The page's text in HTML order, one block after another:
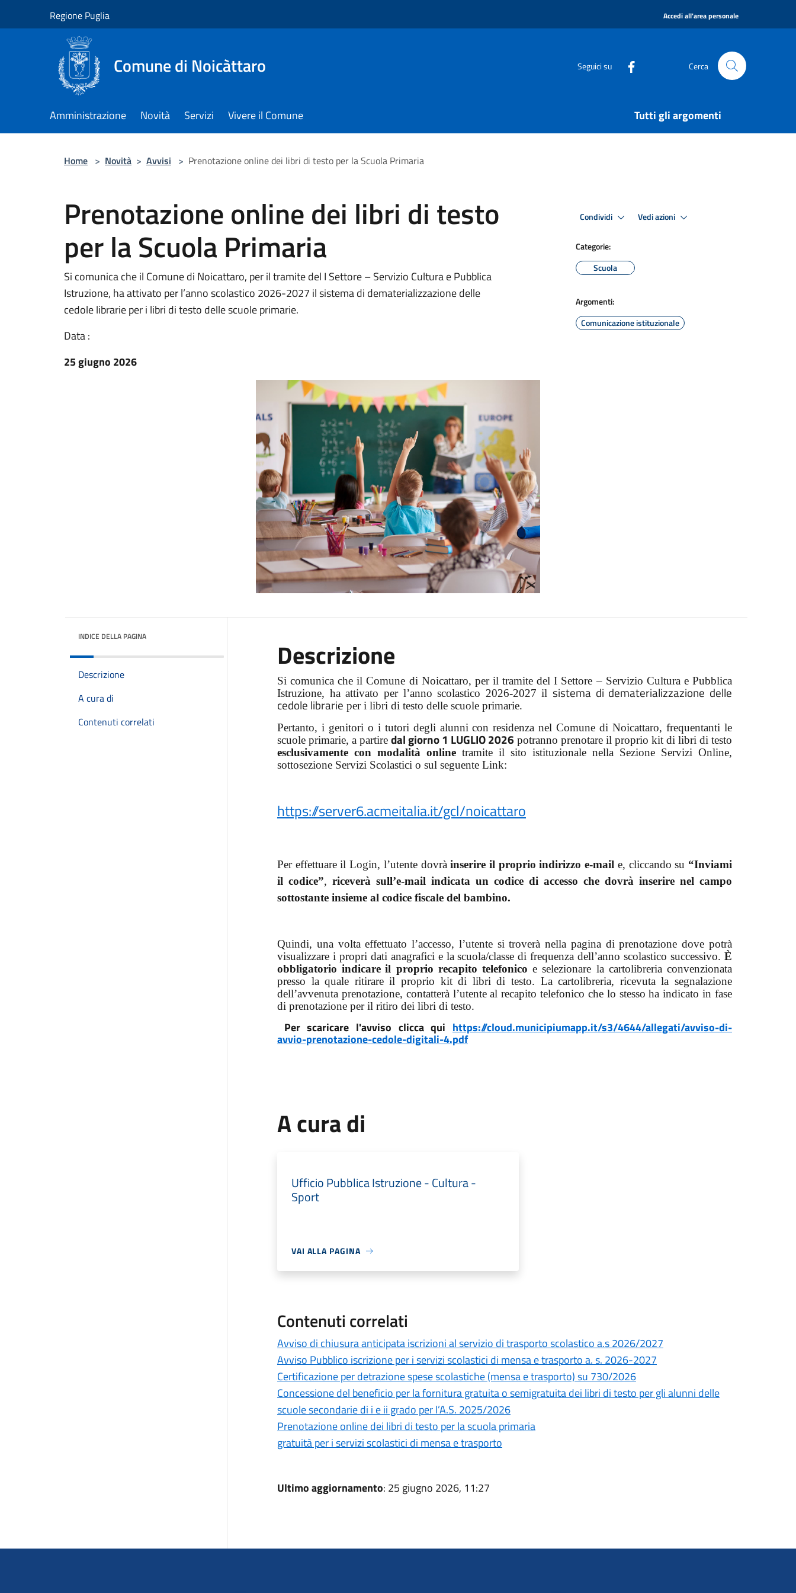
Regione Puglia Accedi all'area personale
Comune di Noicàttaro Seguici su Cerca
Amministrazione Novità Servizi Vivere il Comune Tutti gli argomenti
Home > Novità > Avvisi > Prenotazione online dei libri di testo per la Scuola Primaria
Prenotazione online dei libri di testo
per la Scuola Primaria
Si comunica che il Comune di Noicattaro, per il tramite del I Settore – Servizio Cultura e Pubblica
Istruzione, ha attivato per l’anno scolastico 2026-2027 il sistema di dematerializzazione delle
cedole librarie per i libri di testo delle scuole primarie.
Data :
25 giugno 2026
Condividi Vedi azioni
Categorie:
Scuola
Argomenti:
Comunicazione istituzionale
INDICE DELLA PAGINA
Descrizione
A cura di
Contenuti correlati
Descrizione
Si comunica che il Comune di Noicattaro, per il tramite del I Settore – Servizio Cultura e Pubblica
Istruzione, ha attivato per l’anno scolastico 2026-2027 il sistema di dematerializzazione delle
cedole librarie per i libri di testo delle scuole primarie.
Pertanto, i genitori o i tutori degli alunni con residenza nel Comune di Noicattaro, frequentanti le
scuole primarie, a partire dal giorno 1 LUGLIO 2026 potranno prenotare il proprio kit di libri di testo
esclusivamente con modalità online tramite il sito istituzionale nella Sezione Servizi Online,
sottosezione Servizi Scolastici o sul seguente Link:
https://server6.acmeitalia.it/gcl/noicattaro
Per effettuare il Login, l’utente dovràinserire il proprio indirizzo e-mail e, cliccando su “Inviami
il codice”, riceverà sull’e-mail indicata un codice di accesso che dovrà inserire nel campo
sottostante insieme al codice fiscale del bambino.
Quindi, una volta effettuato l’accesso, l’utente si troverà nella pagina di prenotazione dove potrà
visualizzare i propri dati anagrafici e la scuola/classe di frequenza dell’anno scolastico successivo. È
obbligatorio indicare il proprio recapito telefonico e selezionare la cartolibreria convenzionata
presso la quale ritirare il proprio kit di libri di testo. La cartolibreria, ricevuta la segnalazione
dell’avvenuta prenotazione, contatterà l’utente al recapito telefonico che lo stesso ha indicato in fase
di prenotazione per il ritiro dei libri di testo.
Per scaricare l'avviso clicca qui https://cloud.municipiumapp.it/s3/4644/allegati/avviso-di-
avvio-prenotazione-cedole-digitali-4.pdf
A cura di
Ufficio Pubblica Istruzione - Cultura -
Sport
VAI ALLA PAGINA
Contenuti correlati
Avviso di chiusura anticipata iscrizioni al servizio di trasporto scolastico a.s 2026/2027
Avviso Pubblico iscrizione per i servizi scolastici di mensa e trasporto a. s. 2026-2027
Certificazione per detrazione spese scolastiche (mensa e trasporto) su 730/2026
Concessione del beneficio per la fornitura gratuita o semigratuita dei libri di testo per gli alunni delle
scuole secondarie di i e ii grado per l’A.S. 2025/2026
Prenotazione online dei libri di testo per la scuola primaria
gratuità per i servizi scolastici di mensa e trasporto
Ultimo aggiornamento: 25 giugno 2026, 11:27